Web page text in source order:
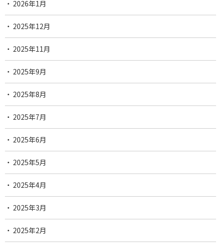
2026年1月
2025年12月
2025年11月
2025年9月
2025年8月
2025年7月
2025年6月
2025年5月
2025年4月
2025年3月
2025年2月